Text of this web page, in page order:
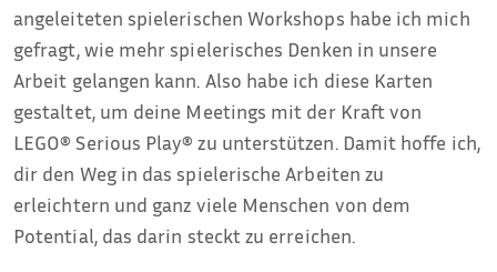
angeleiteten spielerischen Workshops habe ich mich
gefragt, wie mehr spielerisches Denken in unsere
Arbeit gelangen kann. Also habe ich diese Karten
gestaltet, um deine Meetings mit der Kraft von
LEGO® Serious Play® zu unterstützen. Damit hoffe ich,
dir den Weg in das spielerische Arbeiten zu
erleichtern und ganz viele Menschen von dem
Potential, das darin steckt zu erreichen.